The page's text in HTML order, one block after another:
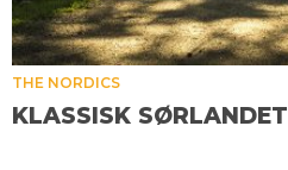
THE NORDICS
KLASSISK SØRLANDET